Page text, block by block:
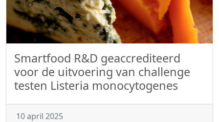
Smartfood R&D geaccrediteerd
voor de uitvoering van challenge
testen Listeria monocytogenes
10 april 2025